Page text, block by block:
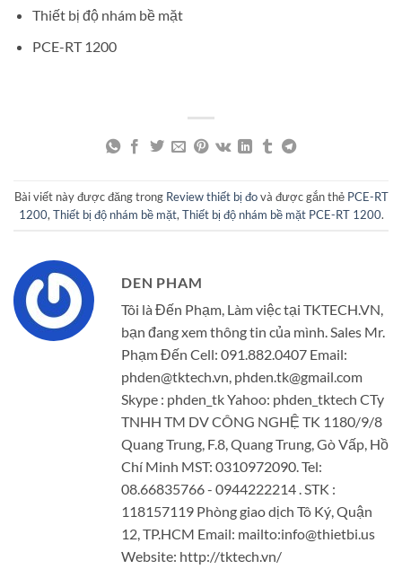
Thiết bị độ nhám bề mặt
PCE-RT 1200
Bài viết này được đăng trong Review thiết bị đovà được gắn thẻ PCE-RT
1200, Thiết bị độ nhám bề mặt, Thiết bị độ nhám bề mặt PCE-RT 1200.
DEN PHAM
Tôi là Đến Phạm, Làm việc tại TKTECH.VN,
bạn đang xem thông tin của mình. Sales Mr.
Phạm Đến Cell: 091.882.0407 Email:
phden@tktech.vn, phden.tk@gmail.com
Skype : phden_tk Yahoo: phden_tktech CTy
TNHH TM DV CÔNG NGHỆ TK 1180/9/8
Quang Trung, F.8, Quang Trung, Gò Vấp, Hồ
Chí Minh MST: 0310972090. Tel:
08.66835766 - 0944222214 . STK :
118157119 Phòng giao dịch Tô Ký, Quận
12, TP.HCM Email: mailto:info@thietbi.us
Website: http://tktech.vn/